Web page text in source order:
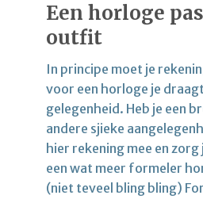
Een horloge
outfit
In principe moet je
voor een horloge je
gelegenheid. Heb je een
andere sjieke
hier rekening mee en
een wat meer formeler
(niet teveel bling bling)